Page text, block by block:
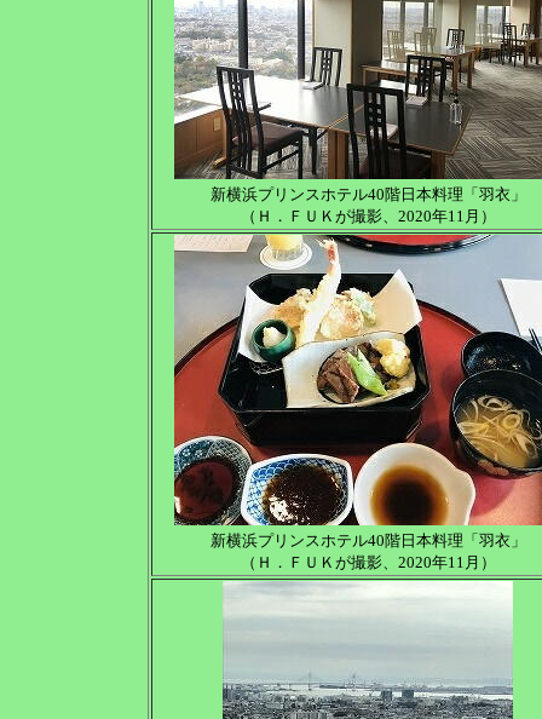
新横浜プリンスホテル40階日本料理「羽衣」
（Ｈ．ＦＵＫが撮影、2020年11月）
新横浜プリンスホテル40階日本料理「羽衣」
（Ｈ．ＦＵＫが撮影、2020年11月）